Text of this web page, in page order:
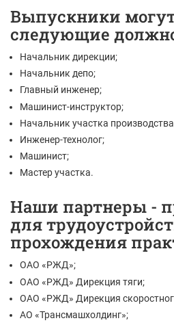
Выпускники
следующие
Начальник дирекции;
Начальник депо;
Главный инженер;
Машинист-инструктор;
Начальник участка
Инженер-технолог;
Машинист;
Мастер участка.
Наши партнеры -
для
прохождения
ОАО «РЖД»;
ОАО «РЖД» Дирекция тяги;
ОАО «РЖД» Дирекция
АО «Трансмашхолдинг»;